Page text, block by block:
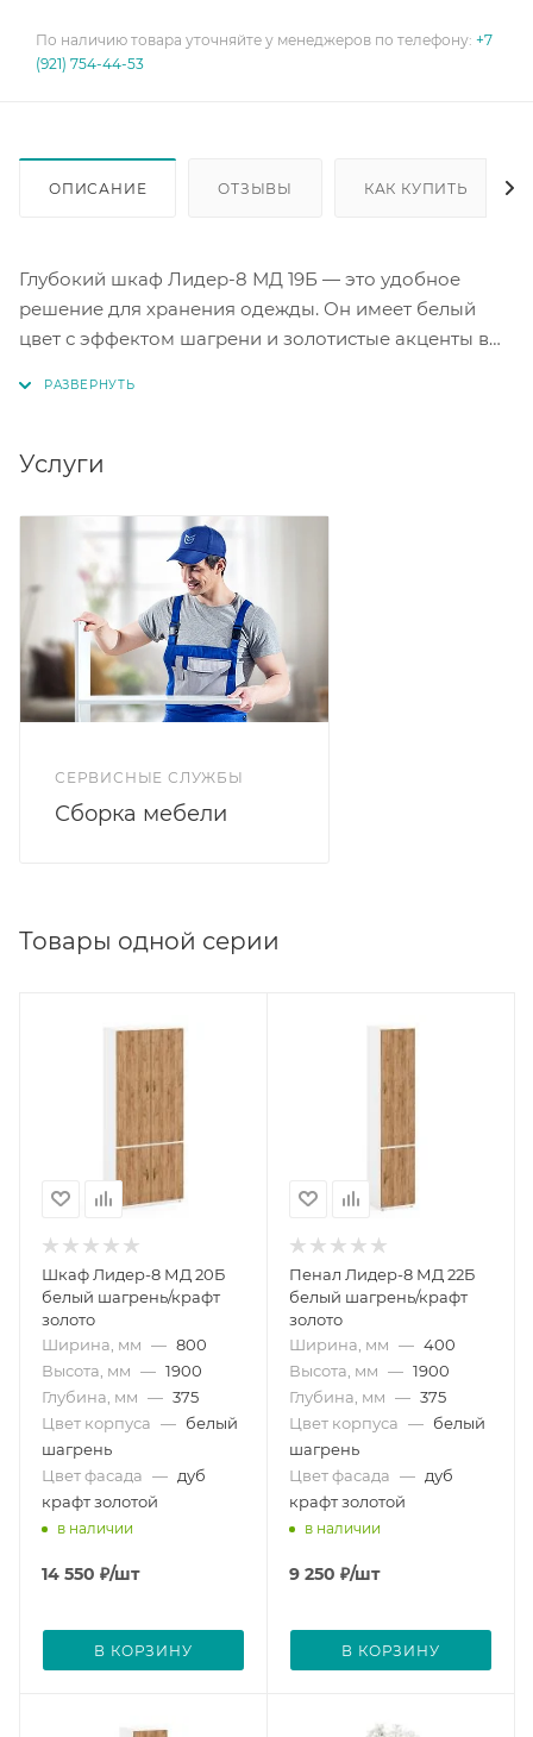
По наличию товара уточняйте у менеджеров по телефону: +7
(921) 754-44-53
ОПИСАНИЕ ОТЗЫВЫ КАК КУПИТЬ
Глубокий шкаф Лидер-8 МД 19Б — это удобное
решение для хранения одежды. Он имеет белый
цвет с эффектом шагрени и золотистые акценты в
вашего интерьера.
Услуги
СЕРВИСНЫЕ СЛУЖБЫ
Сборка мебели
Товары одной серии
Шкаф Лидер-8 МД 20Б
белый шагрень/крафт
золото
Ширина, мм — 800
Высота, мм — 1900
Глубина, мм — 375
Цвет корпуса — белый
шагрень
Цвет фасада — дуб
крафт золотой
в наличии
14 550 ₽/шт
В КОРЗИНУ
Пенал Лидер-8 МД 22Б
белый шагрень/крафт
золото
Ширина, мм — 400
Высота, мм — 1900
Глубина, мм — 375
Цвет корпуса — белый
шагрень
Цвет фасада — дуб
крафт золотой
в наличии
9 250 ₽/шт
В КОРЗИНУ